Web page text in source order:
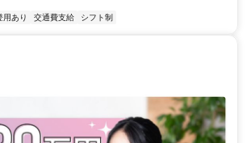
用あり 交通費支給 シフト制